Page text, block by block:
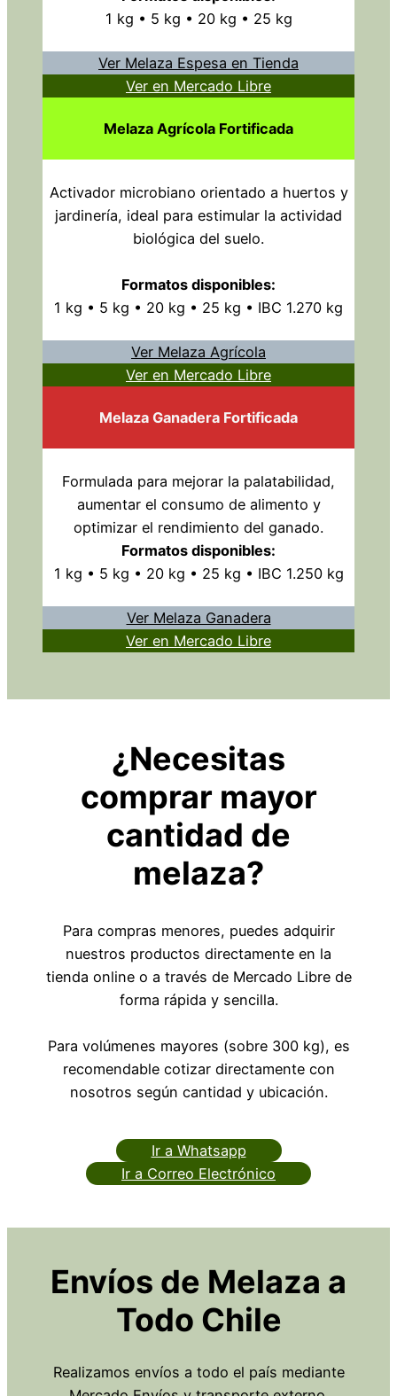
1 kg • 5 kg • 20 kg • 25 kg
Ver Melaza Espesa en Tienda
Ver en Mercado Libre
Melaza Agrícola Fortificada
Activador microbiano orientado a huertos y
jardinería, ideal para estimular la actividad
biológica del suelo.
Formatos disponibles:
1 kg • 5 kg • 20 kg • 25 kg • IBC 1.270 kg
Ver Melaza Agrícola
Ver en Mercado Libre
Melaza Ganadera Fortificada
Formulada para mejorar la palatabilidad,
aumentar el consumo de alimento y
optimizar el rendimiento del ganado.
Formatos disponibles:
1 kg • 5 kg • 20 kg • 25 kg • IBC 1.250 kg
Ver Melaza Ganadera
Ver en Mercado Libre
¿Necesitas
comprar mayor
cantidad de
melaza?
Para compras menores, puedes adquirir
nuestros productos directamente en la
tienda online o a través de Mercado Libre de
forma rápida y sencilla.
Para volúmenes mayores (sobre 300 kg), es
recomendable cotizar directamente con
nosotros según cantidad y ubicación.
Ir a Whatsapp
Ir a Correo Electrónico
Envíos de Melaza a
Todo Chile
Realizamos envíos a todo el país mediante